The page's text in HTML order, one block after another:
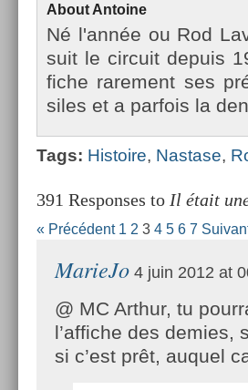
About An­toine
Né l'année ou Rod
suit le cir­cuit de­puis
fiche rare­ment ses
siles et a par­fois la
Tags: His­toire, Nas­tase,
391 Responses to Il était
« Précédent 1 2 3 4 5 6 7
MarieJo 4 juin 2012 at
@ MC Arthur, tu
l’affiche des demies,
si c’est prêt, auquel